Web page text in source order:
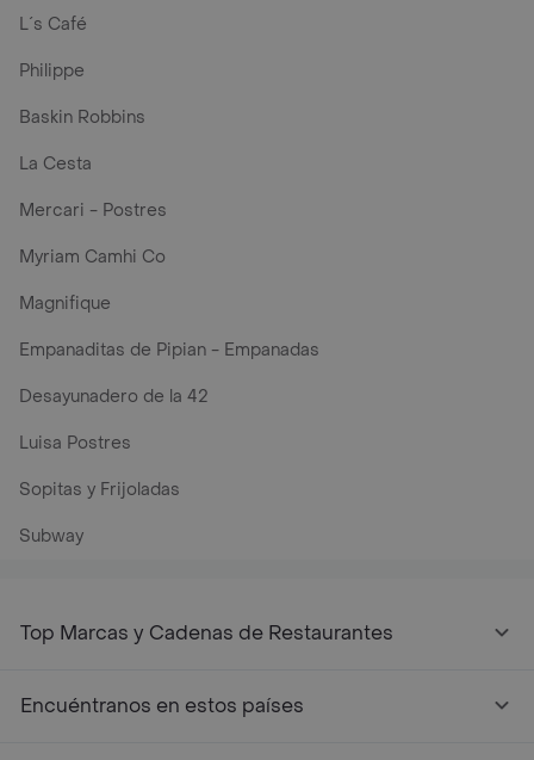
L´s Café
Philippe
Baskin Robbins
La Cesta
Mercari - Postres
Myriam Camhi Co
Magnifique
Empanaditas de Pipian - Empanadas
Desayunadero de la 42
Luisa Postres
Sopitas y Frijoladas
Subway
Top Marcas y Cadenas de Restaurantes
Encuéntranos en estos países